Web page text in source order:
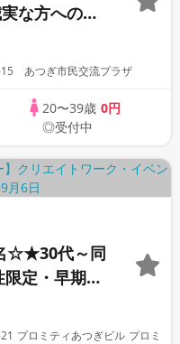
な方への婚
15 あつぎ市民交流プラザ
20〜39歳 0円
◎受付中
☆★30代～同
定・早期申
プロミティあつぎビル プロミ